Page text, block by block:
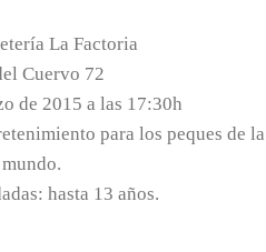
La Factoria
Cuervo 72
de 2015 a las 17:30h
para los peques de
hasta 13 años.